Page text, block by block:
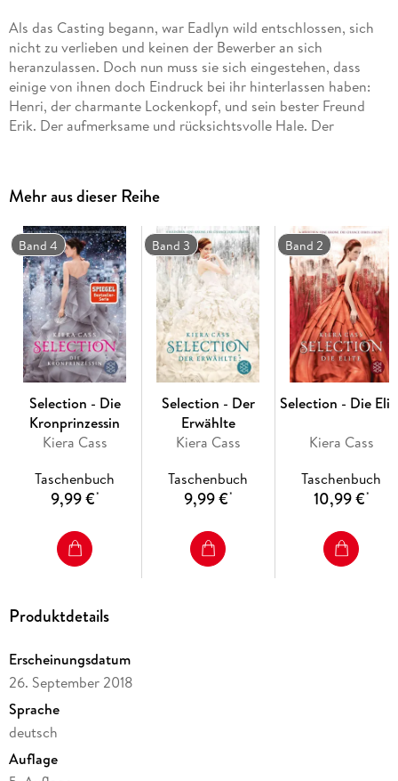
Als das Casting begann, war Eadlyn wild entschlossen, sich
nicht zu verlieben und keinen der Bewerber an sich
heranzulassen. Doch nun muss sie sich eingestehen, dass
einige von ihnen doch Eindruck bei ihr hinterlassen haben:
Henri, der charmante Lockenkopf, und sein bester Freund
Erik. Der aufmerksame und rücksichtsvolle Hale. Der
Sie alle haben es geschafft, einen Platz in Eadlyns Welt zu
erobern. Aber wird es auch jemand in das Herz der Prinzessin
schaffen?
Der 5. Band des internationalen Weltbestsellers - wunderbar
romantisch und ein krönender Abschluss!
Mehr aus dieser Reihe
Band 4
Selection - Die
Kronprinzessin
Kiera Cass
Taschenbuch
9,99 €*
Band 3
Selection - Der
Erwählte
Kiera Cass
Taschenbuch
9,99 €*
Band 2
Selection - Die
Kiera Cass
Taschenbuch
10,99 €*
Produktdetails
Erscheinungsdatum
26. September 2018
Sprache
deutsch
Auflage